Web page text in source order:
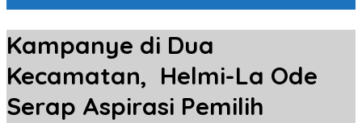
Kampanye di Dua
Kecamatan, Helmi-La Ode
Serap Aspirasi Pemilih